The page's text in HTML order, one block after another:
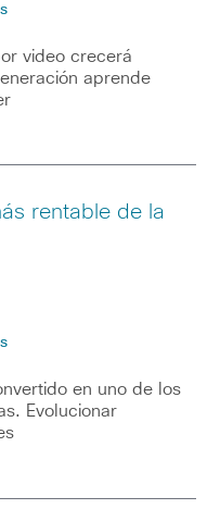
video crecerá
aprende
rentable de la
en uno de los
Evolucionar